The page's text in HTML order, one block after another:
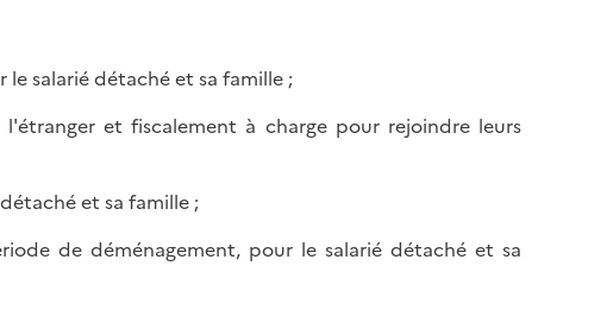
salarié détaché et sa famille ;
et fiscalement à charge pour rejoindre leurs
et sa famille ;
de déménagement, pour le salarié détaché et sa